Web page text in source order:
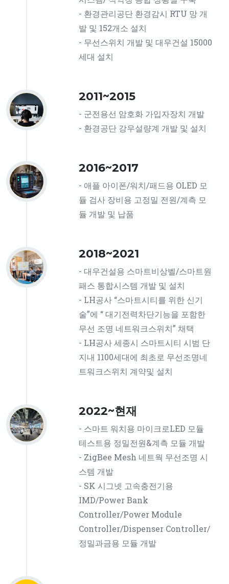
- 환경관리공단 환경감시 RTU 망 개
발 및 152개소 설치
- 무선스위치 개발 및 대우건설 15000
세대 설치
2011~2015
- 군전용선 암호화 가입자장치 개발
- 환경공단 강우설량계 개발 및 설치
2016~2017
- 애플 아이폰/워치/패드용 OLED 모
듈 검사 장비용 고정밀 전원/계측 모
듈 개발 및 납품
2018~2021
- 대우건설용 스마트비상벨/스마트원
패스 통합시스템 개발 및 설치
- LH공사 “스마트시티를 위한 신기
술”에 “ 대기전력차단기능을 포함한
무선 조명 네트워크스위치” 채택
- LH공사 세종시 스마트시티 시범 단
지내 1100세대에 최초로 무선조명네
트워크스위치 계약및 설치
2022~현재
- 스마트 워치용 마이크로LED 모듈
테스트용 정밀전원&계측 모듈 개발
- ZigBee Mesh 네트웍 무선조명 시
스템 개발
- SK 시그넷 고속충전기용
IMD/Power Bank
Controller/Power Module
Controller/Dispenser Controller/
정밀과금용 모듈 개발